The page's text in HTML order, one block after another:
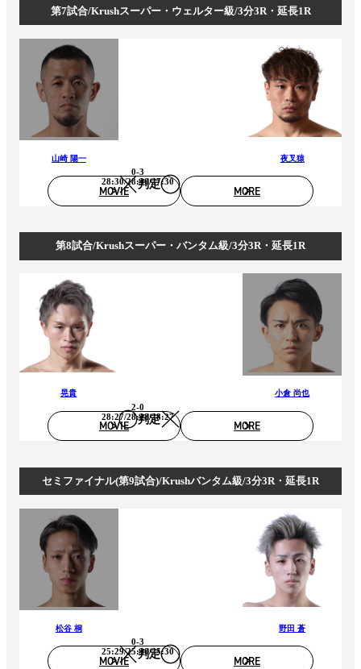
第7試合/Krushスーパー・ウェルター級/3分3R・延長1R
山崎 陽一
判定
0-3
28:30/28:30/27:30
夜叉猿
MOVIE MORE
第8試合/Krushスーパー・バンタム級/3分3R・延長1R
晃貴
判定
2-0
28:27/28:28/28:27
小倉 尚也
MOVIE MORE
セミファイナル(第9試合)/Krushバンタム級/3分3R・延長1R
松谷 桐
判定
0-3
25:29/25:30/25:30
野田 蒼
MOVIE MORE